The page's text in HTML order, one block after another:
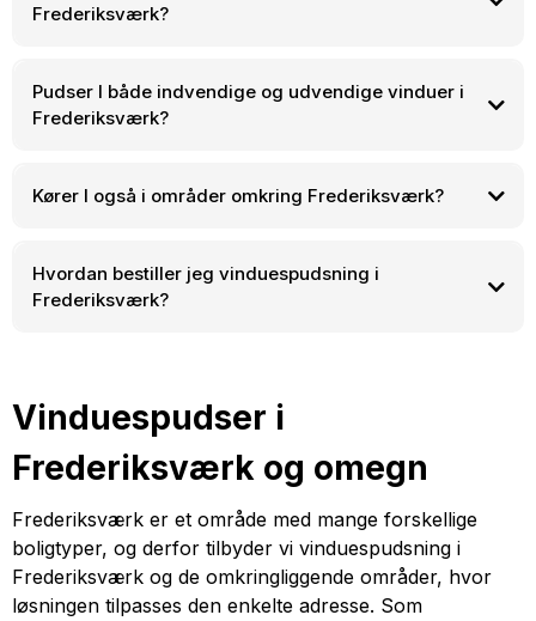
Frederiksværk?
Pudser I både indvendige og udvendige vinduer i
Frederiksværk?
Kører I også i områder omkring Frederiksværk?
Hundested Ølsted Helsinge Hillerød Frederikssund
Hornbæk Gilleleje
Hvordan bestiller jeg vinduespudsning i
Frederiksværk?
Vinduespudser i
Frederiksværk og omegn
Frederiksværk er et område med mange forskellige
boligtyper, og derfor tilbyder vi vinduespudsning i
Frederiksværk og de omkringliggende områder, hvor
løsningen tilpasses den enkelte adresse. Som